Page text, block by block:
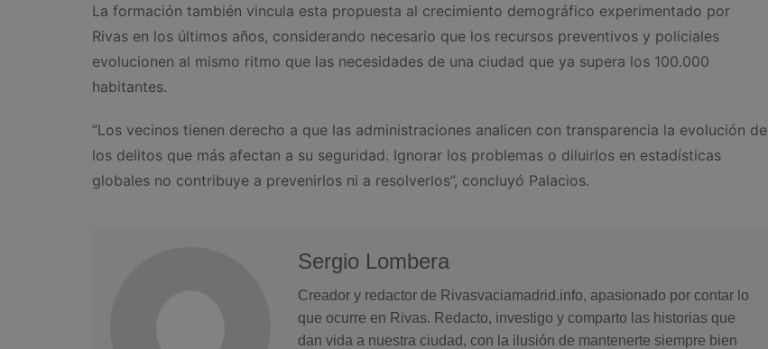
La formación también vincula esta propuesta al crecimiento demográfico experimentado por
Rivas en los últimos años, considerando necesario que los recursos preventivos y policiales
evolucionen al mismo ritmo que las necesidades de una ciudad que ya supera los 100.000
habitantes.
“Los vecinos tienen derecho a que las administraciones analicen con transparencia la evolución de
los delitos que más afectan a su seguridad. Ignorar los problemas o diluirlos en estadísticas
globales no contribuye a prevenirlos ni a resolverlos”, concluyó Palacios.
Sergio Lombera
Creador y redactor de Rivasvaciamadrid.info, apasionado por contar lo
que ocurre en Rivas. Redacto, investigo y comparto las historias que
dan vida a nuestra ciudad, con la ilusión de mantenerte siempre bien